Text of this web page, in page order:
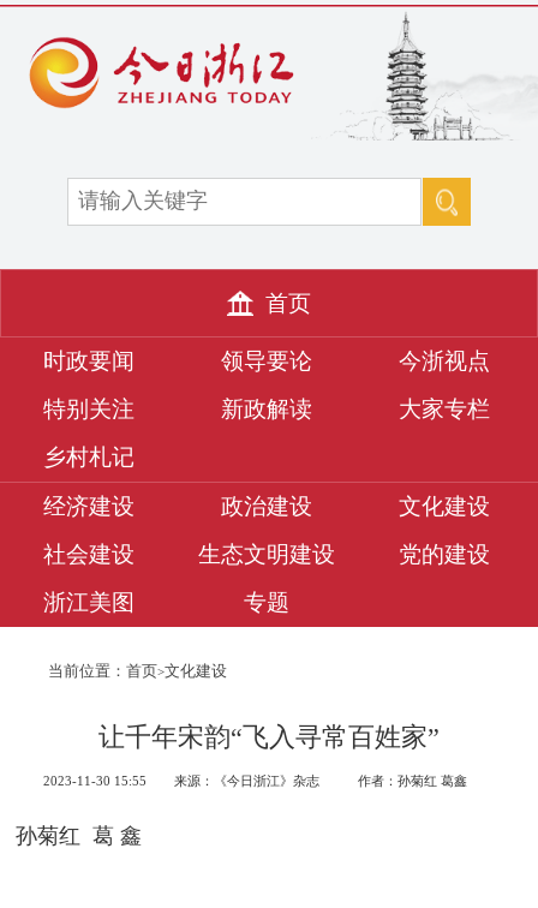
首页
时政要闻 领导要论
今浙视点
特别关注
新政解读
大家专栏
乡村札记
经济建设
政治建设
文化建设
社会建设
生态文明建设
党的建设
浙江美图
专题
当前位置： 首页>文化建设
让千年宋韵“飞入寻常百姓家”
2023-11-30 15:55 来源：《今日浙江》杂志 作者：孙菊红 葛鑫
孙菊红 葛 鑫